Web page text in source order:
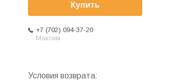
Купить
+7 (702) 094-37-20
Максим